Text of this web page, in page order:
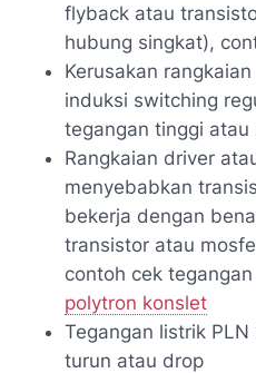
flyback atau
hubung singkat),
Kerusakan
induksi switching
tegangan tinggi atau
Rangkaian driver
menyebabkan
bekerja dengan
transistor atau
contoh cek
polytron konslet
Tegangan listrik
turun atau drop